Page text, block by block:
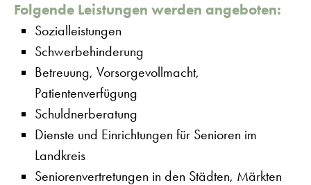
Folgende Leistungen werden angeboten:
Sozialleistungen
Schwerbehinderung
Betreuung, Vorsorgevollmacht,
Patientenverfügung
Schuldnerberatung
Dienste und Einrichtungen für Senioren im
Landkreis
Seniorenvertretungen in den Städten, Märkten